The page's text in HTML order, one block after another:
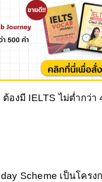
องมี IELTS ไม่ต่ำกว่า
Scheme เป็นโคร